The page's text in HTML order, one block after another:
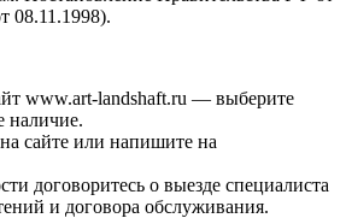
08.11.1998).
www.art-landshaft.ru — выберите
наличие.
на сайте или напишите на
договоритесь о выезде специалиста
и договора обслуживания.